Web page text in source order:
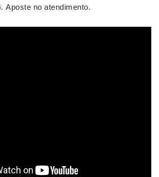
Aposte no atendimento.